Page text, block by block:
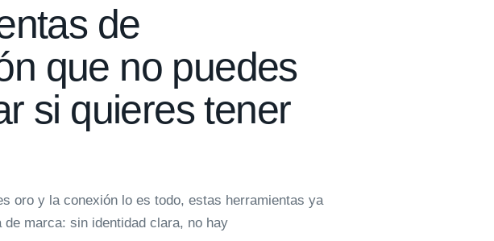
de
que no puedes
si quieres tener
oro y la conexión lo es todo, estas herramientas ya
de marca: sin identidad clara, no hay